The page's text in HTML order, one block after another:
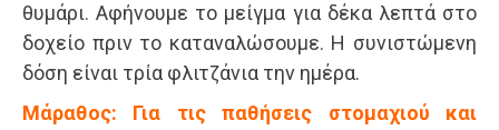
θυμάρι. Αφήνουμε το μείγμα για δέκα λεπτά στο
δοχείο πριν το καταναλώσουμε. Η συνιστώμενη
δόση είναι τρία φλιτζάνια την ημέρα.
Μάραθος: Για τις παθήσεις στομαχιού και